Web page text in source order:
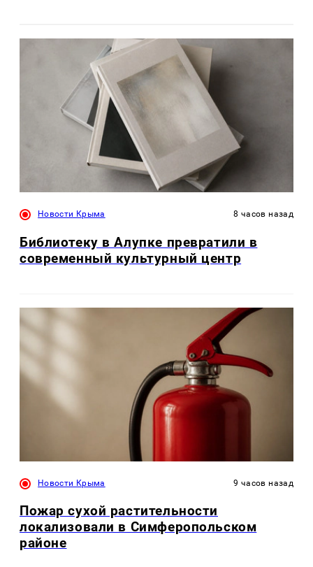
Новости Крыма 8 часов назад
Библиотеку в Алупке превратили в
современный культурный центр
Новости Крыма 9 часов назад
Пожар сухой растительности
локализовали в Симферопольском
районе